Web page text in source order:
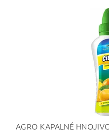
AGRO KAPALNÉ